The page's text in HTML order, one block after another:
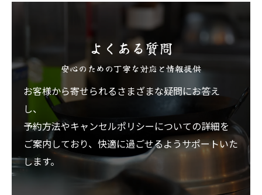
よくある質問
安心のための丁寧な対応と情報提供
お客様から寄せられるさまざまな疑問にお答え
し、
予約方法やキャンセルポリシーについての詳細を
ご案内しており、快適に過ごせるようサポートいた
します。